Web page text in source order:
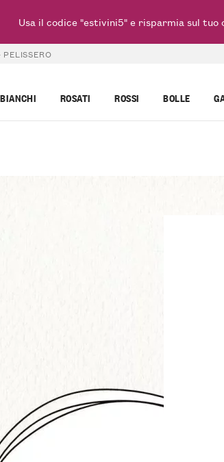
PELISSERO
BIANCHI ROSATI ROSSI BOLLE
Usa il codice "estivini5" e risparmia sul tuo